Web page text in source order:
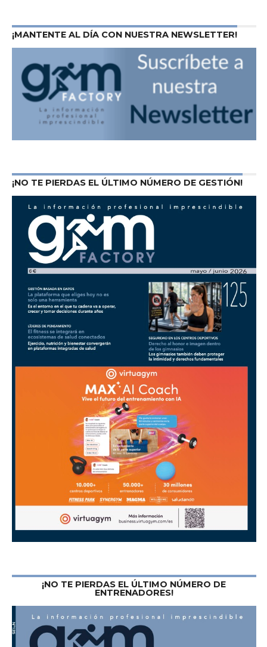
¡MANTENTE AL DÍA CON NUESTRA NEWSLETTER!
¡NO TE PIERDAS EL ÚLTIMO NÚMERO DE GESTIÓN!
¡NO TE PIERDAS EL ÚLTIMO NÚMERO DE
ENTRENADORES!